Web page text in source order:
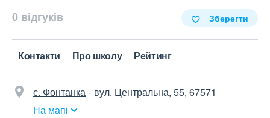
0 відгуків Зберегти
Контакти Про школу Рейтинг
с. Фонтанка
вул. Центральна, 55, 67571
На мапі